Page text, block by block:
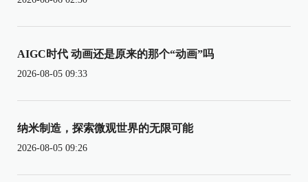
AIGC时代 动画还是原来的那个“动画”吗
2026-08-05 09:33
纳米制造，探索微观世界的无限可能
2026-08-05 09:26